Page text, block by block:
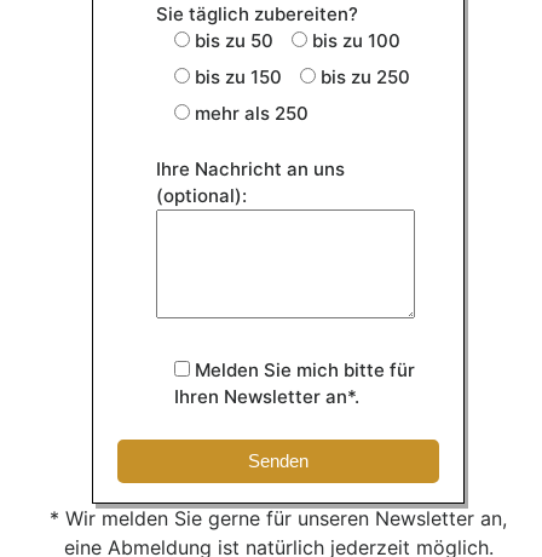
Sie täglich zubereiten?
bis zu 50
bis zu 100
bis zu 150
bis zu 250
mehr als 250
Ihre Nachricht an uns
(optional):
Melden Sie mich bitte für
Ihren Newsletter an*.
* Wir melden Sie gerne für unseren Newsletter an,
eine Abmeldung ist natürlich jederzeit möglich.